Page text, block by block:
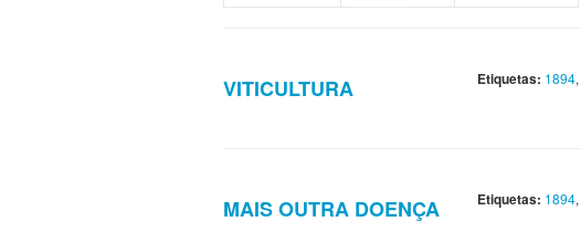
VITICULTURA Etiquetas: 1894,
MAIS OUTRA DOENÇA
Etiquetas: 1894,